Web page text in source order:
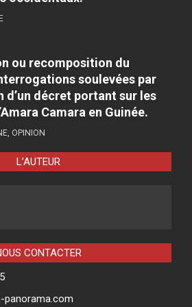
ou recomposition du
soulevées par
d’un décret portant sur les
Camara en Guinée.
, OPINION
L’AUTEUR
CONTACTER